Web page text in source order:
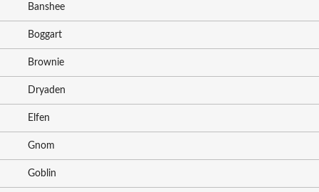
Banshee
Boggart
Brownie
Dryaden
Elfen
Gnom
Goblin